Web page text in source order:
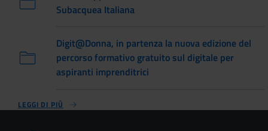
Subacquea Italiana
Digit@Donna, in partenza la nuova edizione del
percorso formativo gratuito sul digitale per
aspiranti imprenditrici
LEGGI DI PIÙ